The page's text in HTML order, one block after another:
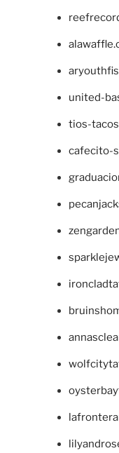
united-
tios-
cafecito-